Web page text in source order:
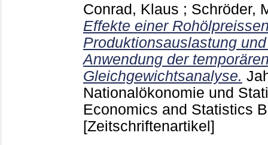
Conrad, Klaus ; Schröder,
Effekte einer
Produktionsauslastung
Anwendung der
Gleichgewichtsanalyse.
Nationalökonomie und
Economics and Statistics
[Zeitschriftenartikel]